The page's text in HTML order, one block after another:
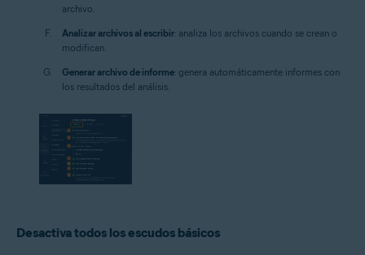
archivo.
Analizar archivos al escribir: analiza los archivos cuando se crean o
modifican.
Generar archivo de informe: genera automáticamente informes con
los resultados del análisis.
Desactiva todos los escudos básicos